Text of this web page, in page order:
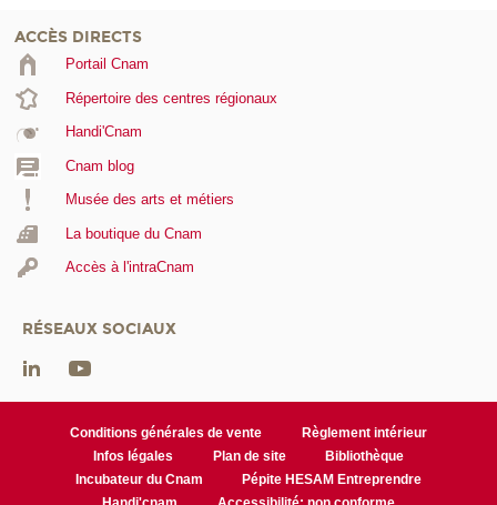
ACCÈS DIRECTS
Portail Cnam
Répertoire des centres régionaux
Handi'Cnam
Cnam blog
Musée des arts et métiers
La boutique du Cnam
Accès à l'intraCnam
RÉSEAUX SOCIAUX
Conditions générales de vente
Règlement intérieur
Infos légales
Plan de site
Bibliothèque
Incubateur du Cnam
Pépite HESAM Entreprendre